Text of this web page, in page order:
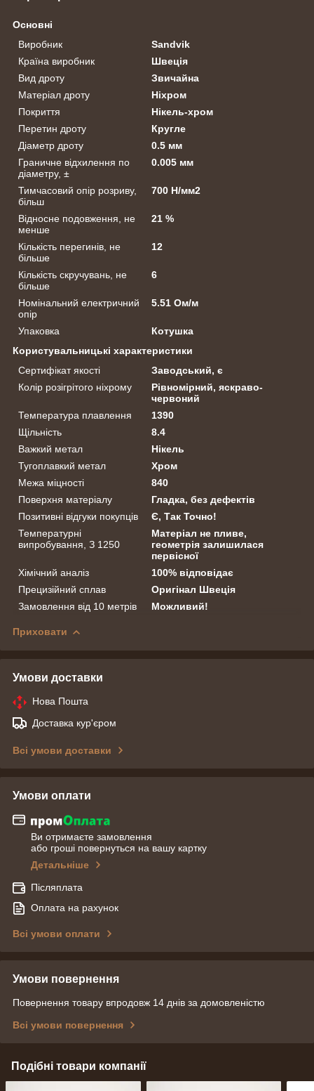
Основні
Виробник
Sandvik
Країна виробник
Швеція
Вид дроту
Звичайна
Матеріал дроту
Ніхром
Покриття
Нікель-хром
Перетин дроту
Кругле
Діаметр дроту
0.5 мм
Граничне відхилення по
діаметру, ±
0.005 мм
Тимчасовий опір розриву,
більш
700 Н/мм2
Відносне подовження, не
менше
21 %
Кількість перегинів, не
більше
12
Кількість скручувань, не
більше
6
Номінальний електричний
опір
5.51 Ом/м
Упаковка
Котушка
Користувальницькі характеристики
Сертифікат якості
Заводський, є
Колір розігрітого ніхрому
Рівномірний, яскраво-
червоний
Температура плавлення
1390
Щільність
8.4
Важкий метал
Нікель
Тугоплавкий метал
Хром
Межа міцності
840
Поверхня матеріалу
Гладка, без дефектів
Позитивні відгуки покупців
Є, Так Точно!
Температурні
випробування, З 1250
Матеріал не пливе,
геометрія залишилася
первісної
Хімічний аналіз
100% відповідає
Прецизійний сплав
Оригінал Швеція
Замовлення від 10 метрів
Можливий!
Приховати
Умови доставки
Нова Пошта
Доставка кур'єром
Всі умови доставки
Умови оплати
Ви отримаєте замовлення
або гроші повернуться на вашу картку
Детальніше
Післяплата
Оплата на рахунок
Всі умови оплати
Умови повернення
Повернення товару впродовж 14 днів за домовленістю
Всі умови повернення
Подібні товари компанії